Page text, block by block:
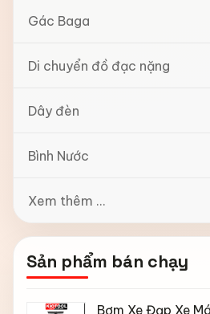
Gác Baga
Di chuyển đồ đạc nặng
Dây đèn
Bình Nước
Xem thêm ...
Sản phẩm bán chạy
Bơm Xe Đạp Xe